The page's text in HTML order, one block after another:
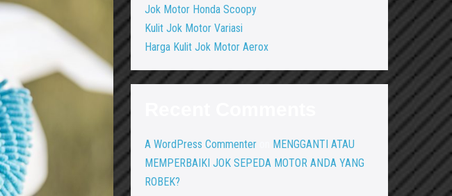
Jok Motor Honda Scoopy
Kulit Jok Motor Variasi
Harga Kulit Jok Motor Aerox
A WordPress Commenteron MENGGANTI ATAU
MEMPERBAIKI JOK SEPEDA MOTOR ANDA YANG
ROBEK?